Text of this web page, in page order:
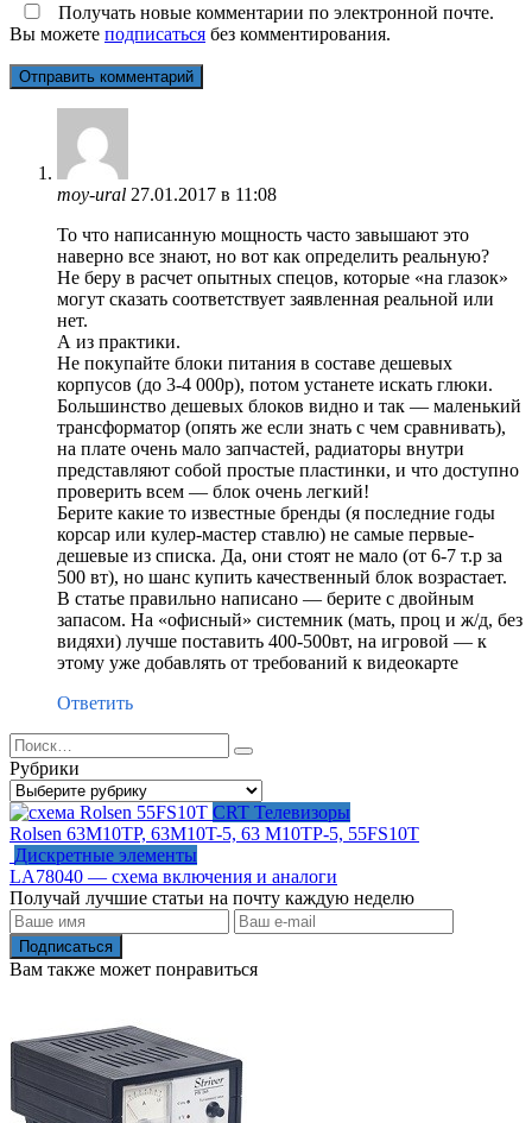
Получать новые комментарии по электронной почте.
Вы можете подписаться без комментирования.
moy-ural 27.01.2017 в 11:08
То что написанную мощность часто завышают это
наверно все знают, но вот как определить реальную?
Не беру в расчет опытных спецов, которые «на глазок»
могут сказать соответствует заявленная реальной или
нет.
А из практики.
Не покупайте блоки питания в составе дешевых
корпусов (до 3-4 000р), потом устанете искать глюки.
Большинство дешевых блоков видно и так — маленький
трансформатор (опять же если знать с чем сравнивать),
на плате очень мало запчастей, радиаторы внутри
представляют собой простые пластинки, и что доступно
проверить всем — блок очень легкий!
Берите какие то известные бренды (я последние годы
корсар или кулер-мастер ставлю) не самые первые-
дешевые из списка. Да, они стоят не мало (от 6-7 т.р за
500 вт), но шанс купить качественный блок возрастает.
В статье правильно написано — берите с двойным
запасом. На «офисный» системник (мать, проц и ж/д, без
видяхи) лучше поставить 400-500вт, на игровой — к
этому уже добавлять от требований к видеокарте
Ответить
Search
for:
Рубрики
Рубрики
CRT Телевизоры
Rolsen 63M10TP, 63M10T-5, 63 M10TP-5, 55FS10T
Дискретные элементы
LA78040 — схема включения и аналоги
Получай лучшие статьи на почту каждую неделю
Подписаться
Вам также может понравиться